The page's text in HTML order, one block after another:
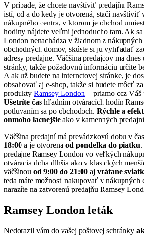
V prípade, že chcete navštíviť predajňu
istí, od a do kedy je otvorená, stačí navštíviť
nákupného centra, v ktorom je obchod
hodiny nájdete veľmi jednoducho tam. Ak sa
London nenachádza v žiadnom z nákupných
obchodných domov, skúste si ju vyhľadať
adresy predajne. Väčšina predajcov má dnes
stránky, takže požadovnú informáciu určite
A ak už budete na internetovej stránke, je
obsahovať aj e-shop, takže si budete môcť
produkty Ramsey London
priamo cez Váš
Ušetríte čas hľadním otváracích hodín
potluvaním sa po obchodoch. Rýchle a
onmoho lacnejšie ako v kamenných
Väčšina predajní má prevádzkovú dobu v
18:00 a je otvorená od pondelka do piatku.
predajne Ramsey London vo veľkých
otváracia doba dlhšia ako v klasických
väčšinou od 9:00 do 21:00 aj vrátane
teda máte možnosť nakupovať v nákupných
narazíte na zatvorenú predajňu Ramsey
Ramsey London leták
Nedorazil vám do vašej poštovej schránky